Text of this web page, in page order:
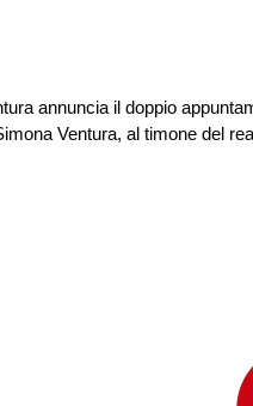
annuncia il doppio
Ventura, al timone del